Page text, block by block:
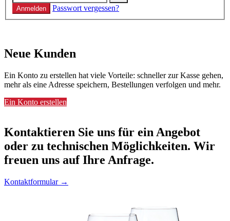
Anmelden Passwort vergessen?
Neue Kunden
Ein Konto zu erstellen hat viele Vorteile: schneller zur Kasse gehen,
mehr als eine Adresse speichern, Bestellungen verfolgen und mehr.
Ein Konto erstellen
Kontaktieren Sie uns für ein Angebot
oder zu technischen Möglichkeiten. Wir
freuen uns auf Ihre Anfrage.
Kontaktformular →